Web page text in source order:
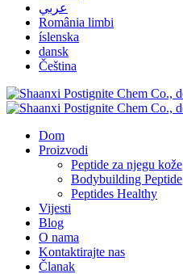
عربي
România limbi
íslenska
dansk
Čeština
Dom
Proizvodi
Peptide za njegu kože
Bodybuilding Peptide
Peptides Healthy
Vijesti
Blog
O nama
Kontaktirajte nas
Članak